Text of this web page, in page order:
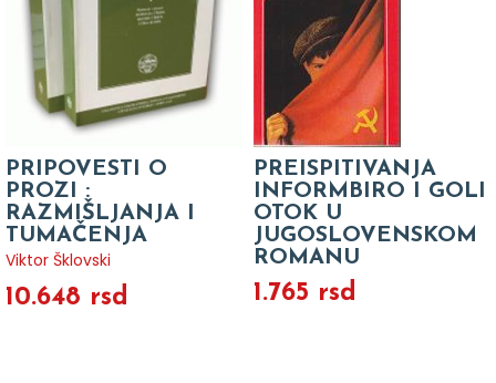
PRIPOVESTI O
PROZI :
RAZMIŠLJANJA I
TUMAČENJA
Viktor Šklovski
10.648 rsd
PREISPITIVANJA
INFORMBIRO I GOLI
OTOK U
JUGOSLOVENSKOM
ROMANU
1.765 rsd